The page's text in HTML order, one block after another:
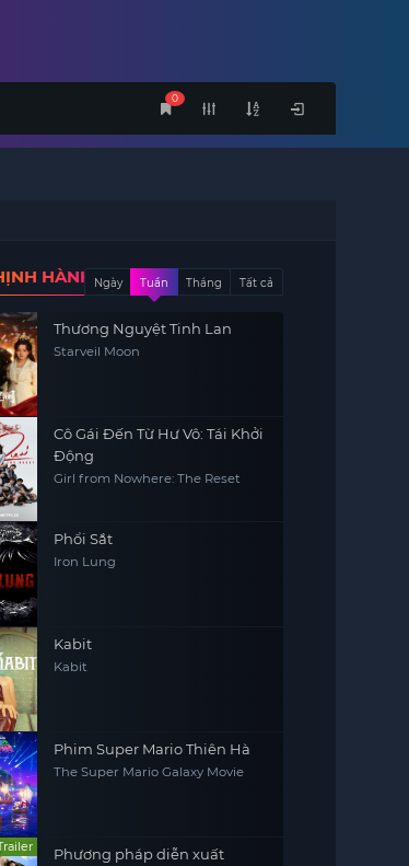
0
HÀNHNgày Tuần Tháng Tất cả
Thương Nguyệt Tinh Lan
Starveil Moon
Cô Gái Đến Từ Hư Vô: Tái Khởi
Động
Girl from Nowhere: The Reset
Phổi Sắt
Iron Lung
Kabit
Kabit
Phim Super Mario Thiên Hà
The Super Mario Galaxy Movie
Phương pháp diễn xuất